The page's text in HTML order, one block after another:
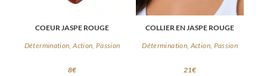
COEUR JASPE ROUGE
Détermination, Action, Passion
8€
COLLIER EN JASPE ROUGE
Détermination, Action, Passion
21€